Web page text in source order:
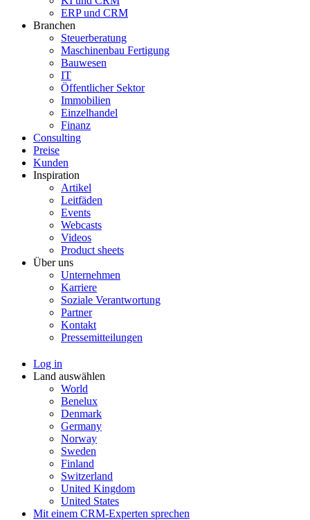
ERP und CRM
Branchen
Steuerberatung
Maschinenbau Fertigung
Bauwesen
IT
Öffentlicher Sektor
Immobilien
Einzelhandel
Finanz
Consulting
Preise
Kunden
Inspiration
Artikel
Leitfäden
Events
Webcasts
Videos
Product sheets
Über uns
Unternehmen
Karriere
Soziale Verantwortung
Partner
Kontakt
Pressemitteilungen
Log in
Land auswählen
World
Benelux
Denmark
Germany
Norway
Sweden
Finland
Switzerland
United Kingdom
United States
Mit einem CRM-Experten sprechen